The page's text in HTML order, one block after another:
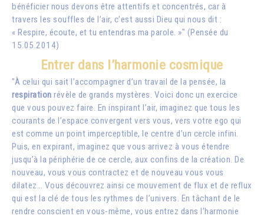
bénéficier nous devons être attentifs et concentrés, car à
travers les souffles de l’air, c’est aussi Dieu qui nous dit :
« Respire, écoute, et tu entendras ma parole. »" (Pensée du
15.05.2014)
Entrer dans l’harmonie cosmique
"À celui qui sait l’accompagner d’un travail de la pensée, la
respiration révèle de grands mystères. Voici donc un exercice
que vous pouvez faire. En inspirant l’air, imaginez que tous les
courants de l’espace convergent vers vous, vers votre ego qui
est comme un point imperceptible, le centre d’un cercle infini.
Puis, en expirant, imaginez que vous arrivez à vous étendre
jusqu’à la périphérie de ce cercle, aux confins de la création. De
nouveau, vous vous contractez et de nouveau vous vous
dilatez… Vous découvrez ainsi ce mouvement de flux et de reflux
qui est la clé de tous les rythmes de l’univers. En tâchant de le
rendre conscient en vous-même, vous entrez dans l’harmonie